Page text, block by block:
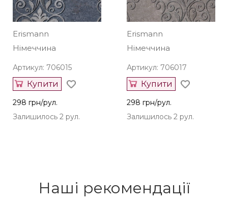
Erismann
Німеччина
Артикул: 706015
Купити
298 грн/рул.
Залишилось 2 рул.
Erismann
Німеччина
Артикул: 706017
Купити
298 грн/рул.
Залишилось 2 рул.
Наші рекомендації